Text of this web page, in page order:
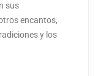
sus
encantos,
y los